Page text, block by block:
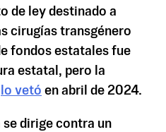
de ley destinado a
cirugías transgénero
fondos estatales fue
estatal, pero la
lo vetó en abril de 2024.
dirige contra un